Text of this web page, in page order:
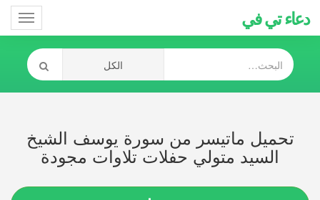
دعاء تي في
تحميل ماتيسر من سورة يوسف الشيخ
السيد متولي حفلات تلاوات مجودة